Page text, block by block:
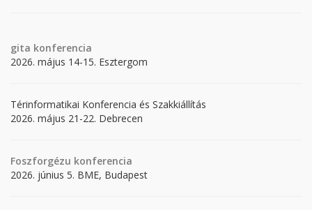
gita konferencia
2026. május 14-15. Esztergom
Térinformatikai Konferencia és Szakkiállítás
2026. május 21-22. Debrecen
Foszforgézu konferencia
2026. június 5. BME, Budapest